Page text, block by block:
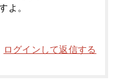
よ。
ログインして返信する